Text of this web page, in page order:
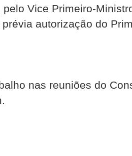
Vice Primeiro-
autorização do
nas reuniões do